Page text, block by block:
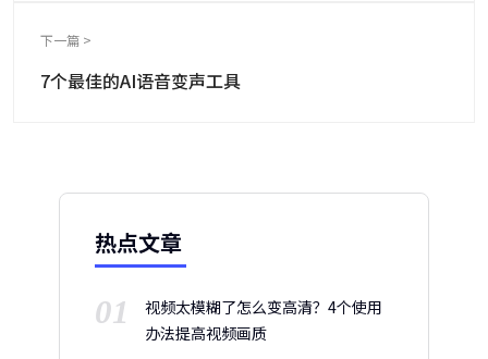
下一篇 >
7个最佳的AI语音变声工具
热点文章
01
视频太模糊了怎么变高清？4个使用
办法提高视频画质